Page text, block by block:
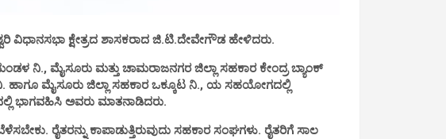
ವಿಧಾನಸಭಾ ಕ್ಷೇತ್ರದ ಶಾಸಕರಾದ ಜಿ.ಟಿ.ದೇವೇಗೌಡ ಹೇಳಿದರು.
ನಿ., ಮೈಸೂರು ಮತ್ತು ಚಾಮರಾಜನಗರ ಜಿಲ್ಲಾ ಸಹಕಾರ ಕೇಂದ್ರ ಬ್ಯಾಂಕ್
ಹಾಗೂ ಮೈಸೂರು ಜಿಲ್ಲಾ ಸಹಕಾರ ಒಕ್ಕೂಟ ನಿ., ಯ ಸಹಯೋಗದಲ್ಲಿ
ಭಾಗವಹಿಸಿ ಅವರು ಮಾತನಾಡಿದರು.
ರೈತರನ್ನು ಕಾಪಾಡುತ್ತಿರುವುದು ಸಹಕಾರ ಸಂಘಗಳು. ರೈತರಿಗೆ ಸಾಲ